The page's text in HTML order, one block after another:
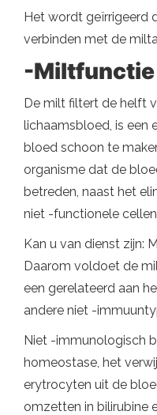
Het wordt geïrrigeerd
verbinden met de
-Miltfunctie
De milt filtert de helft
lichaamsbloed, is een
bloed schoon te
organisme dat de
betreden, naast het
niet -functionele
Kan u van dienst zijn:
Daarom voldoet de
een gerelateerd aan
andere niet -
Niet -immunologisch
homeostase, het
erytrocyten uit de
omzetten in bilirubine